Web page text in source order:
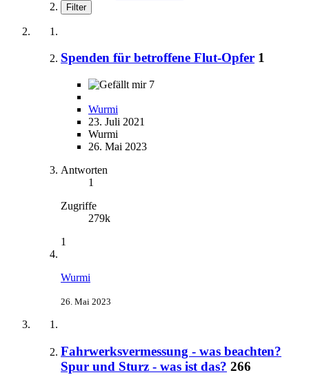
Filter
Spenden für betroffene Flut-Opfer 1
7
Wurmi
23. Juli 2021
Wurmi
26. Mai 2023
Antworten
1
Zugriffe
279k
1
Wurmi
26. Mai 2023
Fahrwerksvermessung - was beachten?
Spur und Sturz - was ist das? 266